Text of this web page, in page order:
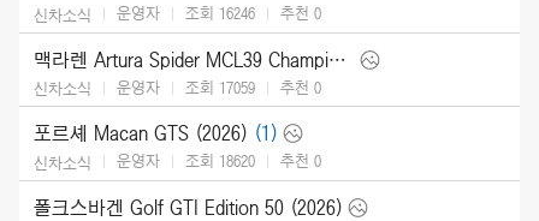
신차소식 운영자 조회 16246 추천 0
맥라렌 Artura Spider MCL39 Championship Edition (2026)
신차소식 운영자 조회 17059 추천 0
포르셰 Macan GTS (2026) (1)
신차소식 운영자 조회 18620 추천 0
폴크스바겐 Golf GTI Edition 50 (2026)